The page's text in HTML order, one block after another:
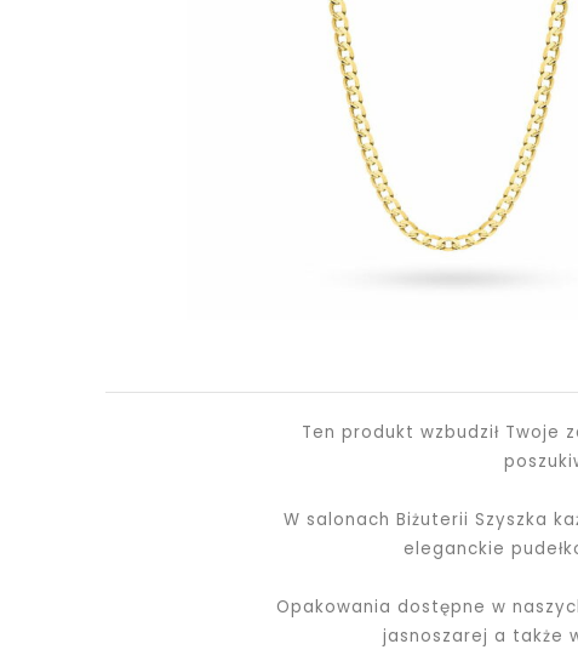
Ten produkt wzbudził
W salonach Biżuterii Szyszka
eleganckie
Opakowania dostępne w
jasnoszarej a także